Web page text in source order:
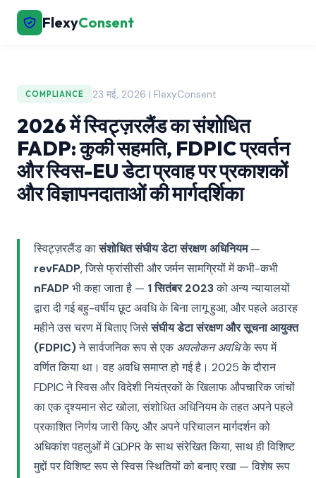
FlexyConsent
COMPLIANCE 23 मई, 2026 | FlexyConsent
2026 में स्विट्ज़रलैंड का संशोधित
FADP: कुकी सहमति, FDPIC प्रवर्तन
और स्विस-EU डेटा प्रवाह पर प्रकाशकों
और विज्ञापनदाताओं की मार्गदर्शिका
स्विट्ज़रलैंड कासंशोधित संघीय डेटा संरक्षण अधिनियम—
revFADP, जिसे फ्रांसीसी और जर्मन सामग्रियों में कभी-कभी
nFADPभी कहा जाता है — 1 सितंबर 2023को अन्य न्यायालयों
द्वारा दी गई बहु-वर्षीय छूट अवधि के बिना लागू हुआ, और पहले अठारह
महीने उस चरण में बिताए जिसेसंघीय डेटा संरक्षण और सूचना आयुक्त
(FDPIC)ने सार्वजनिक रूप से एकअवलोकन अवधिके रूप में
वर्णित किया था। वह अवधि समाप्त हो गई है। 2025 के दौरान
FDPIC ने स्विस और विदेशी नियंत्रकों के खिलाफ औपचारिक जांचों
का एक दृश्यमान सेट खोला, संशोधित अधिनियम के तहत अपने पहले
प्रकाशित निर्णय जारी किए, और अपने परिचालन मार्गदर्शन को
अधिकांश पहलुओं में GDPR के साथ संरेखित किया, साथ ही विशिष्ट
मुद्दों पर विशिष्ट रूप से स्विस स्थितियों को बनाए रखा — विशेष रूप